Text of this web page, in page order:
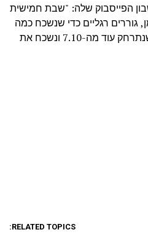
הפייסבוק שלה: "שבת חמישית
גוררים רגליים כדי שנשכח כמה
טוב היה שחטופים חזרו. כדי שנתרחק עוד מה-7.10 ונשכח את
RELATED TOPICS: